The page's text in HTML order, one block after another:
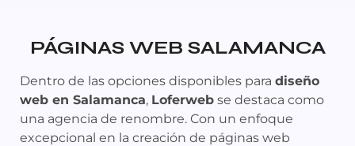
PÁGINAS WEB SALAMANCA
Dentro de las opciones disponibles para diseño
web en Salamanca, Loferweb se destaca como
una agencia de renombre. Con un enfoque
excepcional en la creación de páginas web